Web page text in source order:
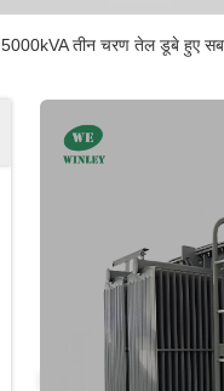
5000kVA तीन चरण तेल डूबे हुए